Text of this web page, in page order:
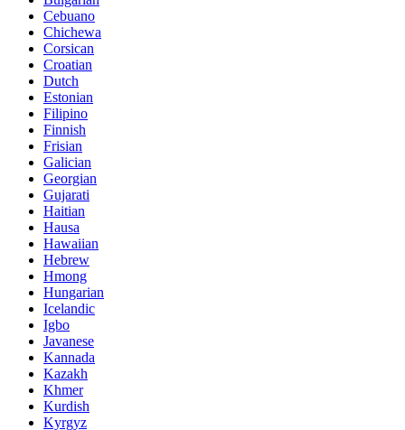
Cebuano
Chichewa
Corsican
Croatian
Dutch
Estonian
Filipino
Finnish
Frisian
Galician
Georgian
Gujarati
Haitian
Hausa
Hawaiian
Hebrew
Hmong
Hungarian
Icelandic
Igbo
Javanese
Kannada
Kazakh
Khmer
Kurdish
Kyrgyz